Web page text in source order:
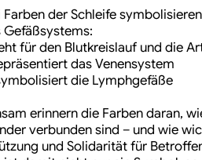
Farben der Schleife
Gefäßsystems:
für den Blutkreislauf und die
das Venensystem
die Lymphgefäße
erinnern die Farben daran,
verbunden sind – und wie
und Solidarität für